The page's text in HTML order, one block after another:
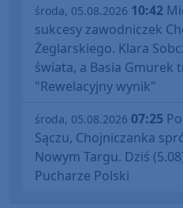
środa, 05.08.2026 10:42
sukcesy zawodniczek
Żeglarskiego. Klara
świata, a Basia Gmurek
"Rewelacyjny wynik"
środa, 05.08.2026 07:25
Sączu, Chojniczanka
Nowym Targu. Dziś
Pucharze Polski